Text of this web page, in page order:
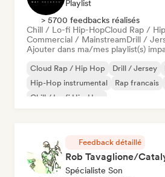
Playlist
> 5700 feedbacks réalisés
Chill / Lo-fi Hip-HopCloud Rap /
Commercial / MainstreamDrill /
Ajouter dans ma/mes playlist(s)
Cloud Rap / Hip Hop Drill / Jersey
Hip-Hop instrumental
Rap francais
Chill / Lo-fi Hip-Hop
Feedback détaillé
Rob Tavaglione/
Spécialiste Son